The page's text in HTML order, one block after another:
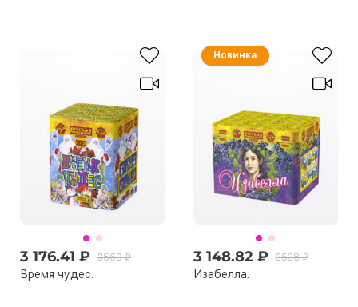
3 176.41 ₽ 3569 ₽
Время чудес.
Новинка
3 148.82 ₽ 3538 ₽
Изабелла.